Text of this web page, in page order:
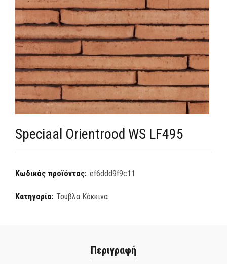
Speciaal Orientrood WS LF495
Κωδικός προϊόντος: ef6ddd9f9c11
Κατηγορία: Τούβλα Κόκκινα
Περιγραφή